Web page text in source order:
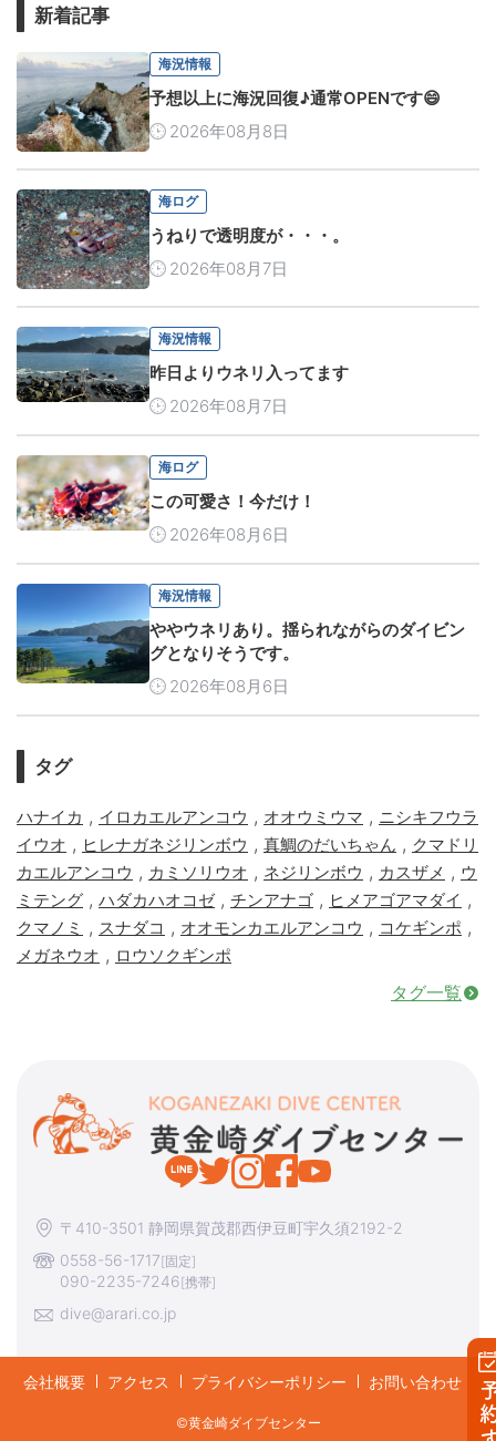
新着記事
海況情報
予想以上に海況回復♪通常OPENです😄
2026年08月8日
海ログ
うねりで透明度が・・・。
2026年08月7日
海況情報
昨日よりウネリ入ってます
2026年08月7日
海ログ
この可愛さ！今だけ！
2026年08月6日
海況情報
ややウネリあり。揺られながらのダイビン
グとなりそうです。
2026年08月6日
タグ
ハナイカ , イロカエルアンコウ , オオウミウマ , ニシキフウラ
イウオ , ヒレナガネジリンボウ , 真鯛のだいちゃん , クマドリ
カエルアンコウ , カミソリウオ , ネジリンボウ , カスザメ , ウ
ミテング , ハダカハオコゼ, チンアナゴ , ヒメアゴアマダイ ,
クマノミ , スナダコ , オオモンカエルアンコウ , コケギンポ ,
メガネウオ , ロウソクギンポ
タグ一覧
〒410-3501 静岡県賀茂郡西伊豆町宇久須2192-2
0558-56-1717[固定]
090-2235-7246[携帯]
dive@arari.co.jp
会社概要 アクセス プライバシーポリシー お問い合わせ
©︎黄金崎ダイブセンター